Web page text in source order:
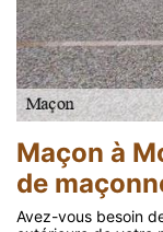
Maçon à
de
Avez-vous besoin